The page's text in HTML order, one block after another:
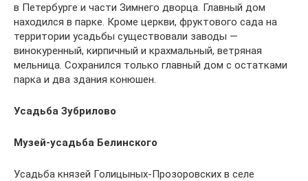
в Петербурге и части Зимнего дворца. Главный дом
находился в парке. Кроме церкви, фруктового сада на
территории усадьбы существовали заводы —
винокуренный, кирпичный и крахмальный, ветряная
мельница. Сохранился только главный дом с остатками
парка и два здания конюшен.
Усадьба Зубрилово
Музей-усадьба Белинского
Усадьба князей Голицыных-Прозоровских в селе